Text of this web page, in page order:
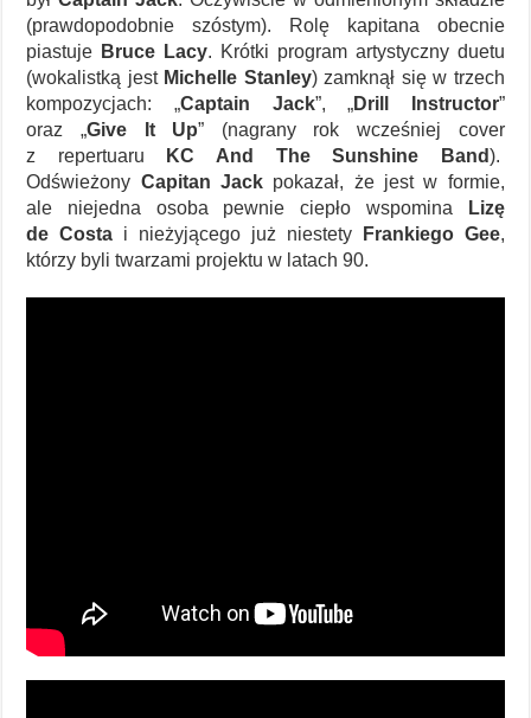
(prawdopodobnie szóstym). Rolę kapitana obecnie
piastuje Bruce Lacy. Krótki program artystyczny duetu
(wokalistką jest Michelle Stanley) zamknął się w trzech
kompozycjach: „Captain Jack”, „Drill Instructor”
oraz „Give It Up” (nagrany rok wcześniej cover
z repertuaru
KC And The Sunshine Band).
Odświeżony Capitan Jackpokazał, że jest w formie,
ale niejedna osoba pewnie ciepło wspomina
Lizę
de Costa i nieżyjącego już niestety Frankiego Gee,
którzy byli twarzami projektu w latach 90.